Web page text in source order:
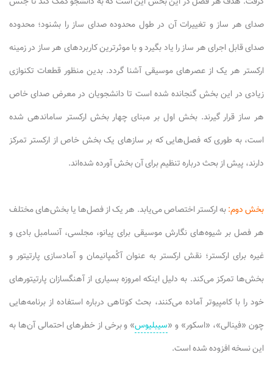
صدای هر ساز و تغییرات آن در طول محدوده صدای ساز را بشنود؛ محدوده
صدای قابل اجرای هر ساز را یاد بگیرد و با موثرترین کاربردهای هر ساز در زمینه
ارکستر هر یک از عصرهای موسیقی آشنا گردد. بدین منظور قطعات تکنوازی
زیادی در این بخش گنجانده شده است تا دانشجویان در معرض صدای خاص
هر ساز قرار گیرند. بخش اول بر مبنای چهار بخش ارکستر ساماندهی شده
است، به طوری که فصل‌هایی که بر سازهای یک بخش خاص از ارکستر تمرکز
دارند، پیش از بحث درباره تنظیم برای آن بخش آورده شده‌اند.
بخش دوم:به ارکستر اختصاص می‌یابد. هر یک از فصل‌ها یا بخش‌های مختلف
هر فصل بر شیوه‌های نگارش موسیقی برای پیانو، مجلسی، آنسامبل بادی و
غیره برای ارکستر؛ نقش ارکستر به عنوان آکُمپانیمان و آمادسازی پارتیتور و
بخش‌ها تمرکز می‌کند. به دلیل اینکه امروزه بسیاری از آهنگسازان پارتیتورهای
خود را با کامپیوتر آماده می‌کنند، بحث کوتاهی درباره استفاده از برنامه‌هایی
چون «فینالی»، «اسکور» و «سیبلیوس» و برخی از خطرهای احتمالی آن‌ها به
این نسخه افزوده شده است.